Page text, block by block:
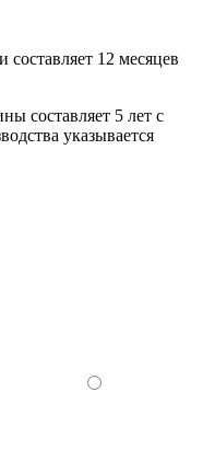
12 месяцев
составляет 5 лет с
указывается